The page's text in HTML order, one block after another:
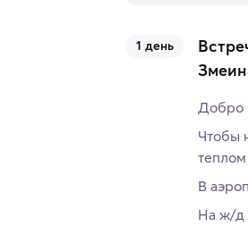
1 день
Добро
Чтобы
В
На ж/д